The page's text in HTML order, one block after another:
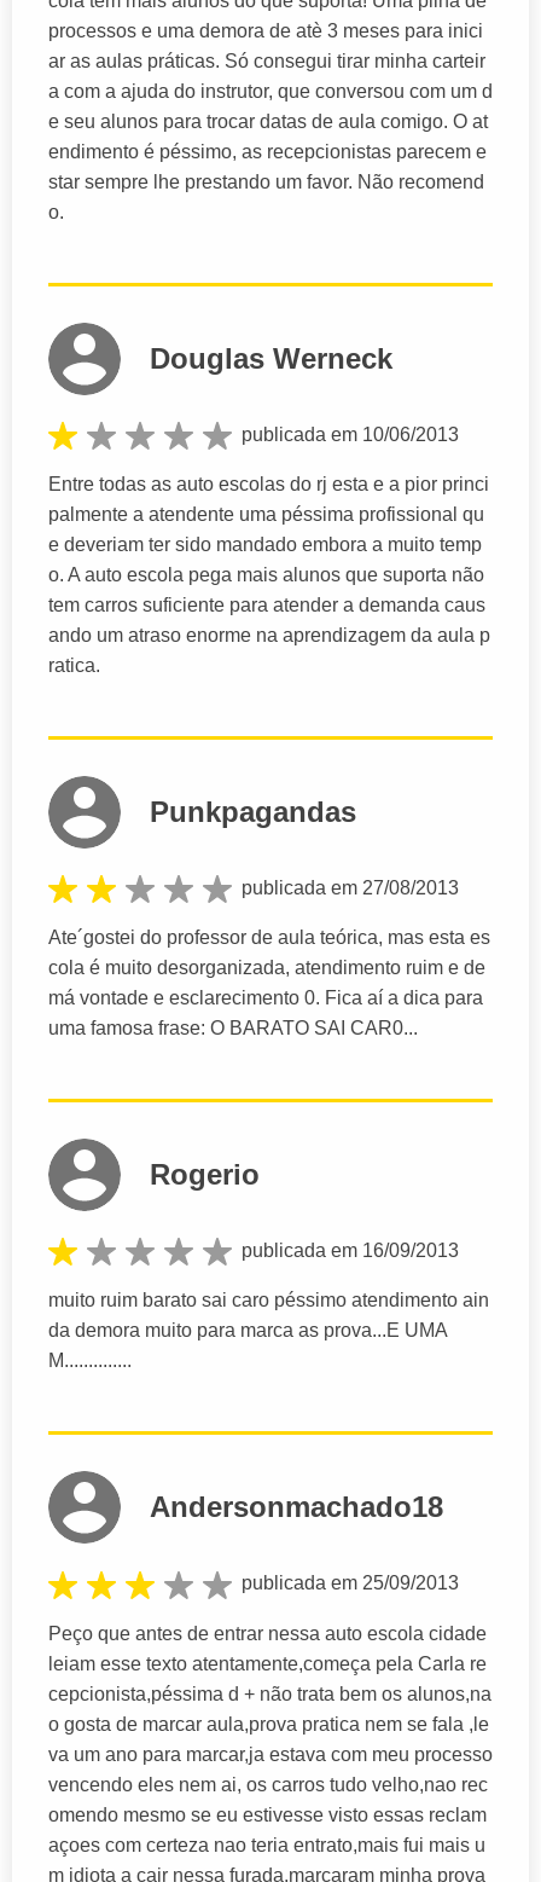
processos e uma demora de atè 3 meses para inici
ar as aulas práticas. Só consegui tirar minha carteir
a com a ajuda do instrutor, que conversou com um d
e seu alunos para trocar datas de aula comigo. O at
endimento é péssimo, as recepcionistas parecem e
star sempre lhe prestando um favor. Não recomend
o.
Douglas Werneck
publicada em 10/06/2013
Entre todas as auto escolas do rj esta e a pior princi
palmente a atendente uma péssima profissional qu
e deveriam ter sido mandado embora a muito temp
o. A auto escola pega mais alunos que suporta não
tem carros suficiente para atender a demanda caus
ando um atraso enorme na aprendizagem da aula p
ratica.
Punkpagandas
publicada em 27/08/2013
Ate´gostei do professor de aula teórica, mas esta es
cola é muito desorganizada, atendimento ruim e de
má vontade e esclarecimento 0. Fica aí a dica para
uma famosa frase: O BARATO SAI CAR0...
Rogerio
publicada em 16/09/2013
muito ruim barato sai caro péssimo atendimento ain
da demora muito para marca as prova...E UMA
M..............
Andersonmachado18
publicada em 25/09/2013
Peço que antes de entrar nessa auto escola cidade
leiam esse texto atentamente,começa pela Carla re
cepcionista,péssima d + não trata bem os alunos,na
o gosta de marcar aula,prova pratica nem se fala ,le
va um ano para marcar,ja estava com meu processo
vencendo eles nem ai, os carros tudo velho,nao rec
omendo mesmo se eu estivesse visto essas reclam
açoes com certeza nao teria entrato,mais fui mais u
m idiota a cair nessa furada,marcaram minha prova